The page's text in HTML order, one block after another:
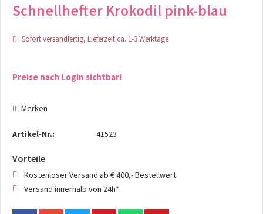
Schnellhefter Krokodil pink-blau
Sofort versandfertig, Lieferzeit ca. 1-3 Werktage
Preise nach Login sichtbar!
Merken
Artikel-Nr.: 41523
Vorteile
Kostenloser Versand ab € 400,- Bestellwert
Versand innerhalb von 24h*